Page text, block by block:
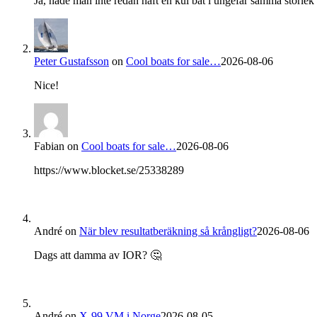
Peter Gustafsson on Cool boats for sale…2026-08-06
Nice!
Fabian on Cool boats for sale…2026-08-06
https://www.blocket.se/25338289
André on När blev resultatberäkning så krångligt?2026-08-06
Dags att damma av IOR? 🤔